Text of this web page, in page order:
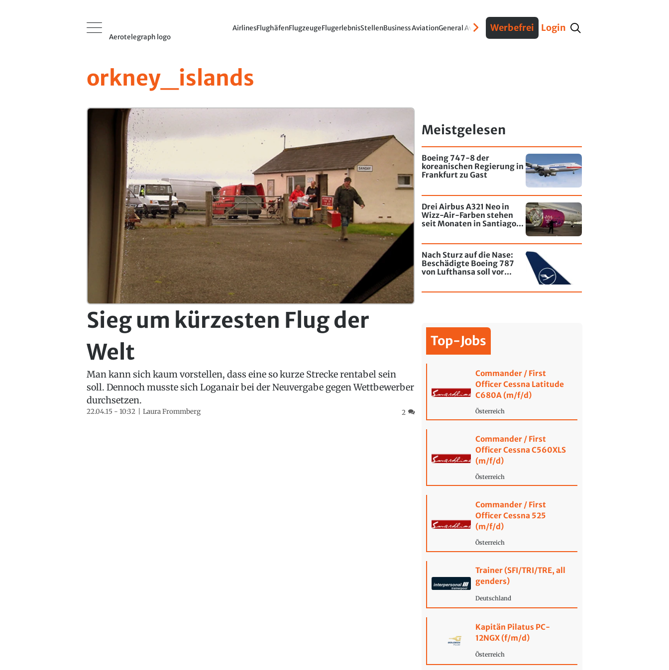
Aerotelegraph logo
AirlinesFlughäfenFlugzeugeFlugerlebnisStellenBusiness AviationGeneral AviationVerteidigungInterviews Fracht
Werbefrei Login
orkney_islands
Sieg um kürzesten Flug der
Welt
Man kann sich kaum vorstellen, dass eine so kurze Strecke rentabel sein
soll. Dennoch musste sich Loganair bei der Neuvergabe gegen Wettbewerber
durchsetzen.
22.04.15 - 10:32 Laura Frommberg 2
Meistgelesen
Boeing 747-8 der
koreanischen Regierung in
Frankfurt zu Gast
Drei Airbus A321 Neo in
Wizz-Air-Farben stehen
seit Monaten in Santiago
Nach Sturz auf die Nase:
Beschädigte Boeing 787
von Lufthansa soll vor
Top-Jobs
Commander / First
Officer Cessna Latitude
C680A (m/f/d)
Österreich
Commander / First
Officer Cessna C560XLS
(m/f/d)
Österreich
Commander / First
Officer Cessna 525
(m/f/d)
Österreich
Trainer (SFI/TRI/TRE, all
genders)
Deutschland
Kapitän Pilatus PC-
12NGX (f/m/d)
Österreich